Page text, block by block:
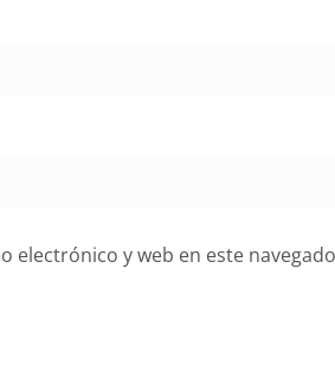
electrónico y web en este